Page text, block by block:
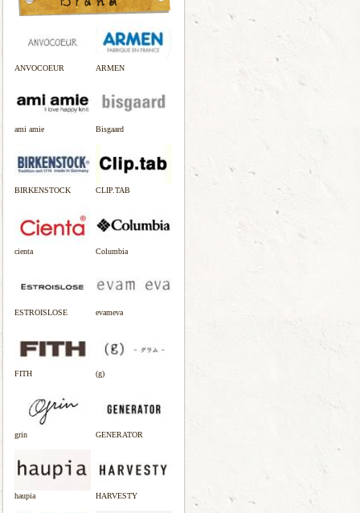
ANVOCOEUR ARMEN
ami amie Bisgaard
BIRKENSTOCK CLIP.TAB
cienta Columbia
ESTROISLOSE evameva
FITH (g)
grin GENERATOR
haupia HARVESTY